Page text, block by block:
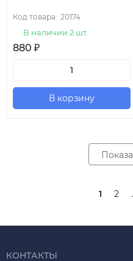
Код товара: 20174
В наличии 2 шт.
880 ₽
В корзину
1 2
КОНТАКТЫ